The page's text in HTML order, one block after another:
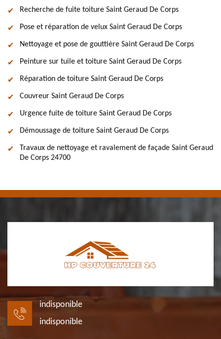
Recherche de fuite toiture Saint Geraud De Corps
Pose et réparation de velux Saint Geraud De Corps
Nettoyage et pose de gouttière Saint Geraud De Corps
Peinture sur tuile et toiture Saint Geraud De Corps
Réparation de toiture Saint Geraud De Corps
Couvreur Saint Geraud De Corps
Urgence fuite de toiture Saint Geraud De Corps
Démoussage de toiture Saint Geraud De Corps
Travaux de nettoyage et ravalement de façade Saint Geraud
De Corps 24700
indisponible
indisponible